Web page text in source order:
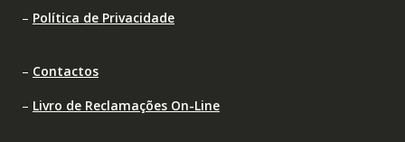
– Política de Privacidade
– Contactos
– Livro de Reclamações On-Line